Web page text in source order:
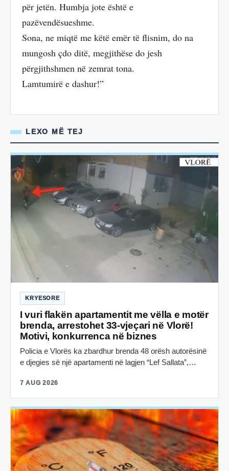
për jetën. Humbja jote është e
pazëvendësueshme.
Sona, ne miqtë me këtë emër të flisnim, do na
mungosh çdo ditë, megjithëse do jesh
përgjithshmen në zemrat tona.
Lamtumirë e dashur!”
LEXO MË TEJ
KRYESORE
I vuri flakën apartamentit me vëlla e motër
brenda, arrestohet 33-vjeçari në Vlorë!
Motivi, konkurrenca në biznes
Policia e Vlorës ka zbardhur brenda 48 orësh autorësinë
e djegies së një apartamenti në lagjen “Lef Sallata”,…
7 AUG 2026